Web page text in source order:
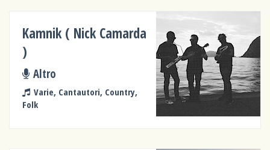
Kamnik ( Nick Camarda
)
Altro
Varie, Cantautori, Country,
Folk